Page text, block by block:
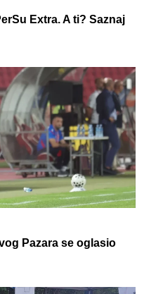
Extra. A ti? Saznaj
Pazara se oglasio